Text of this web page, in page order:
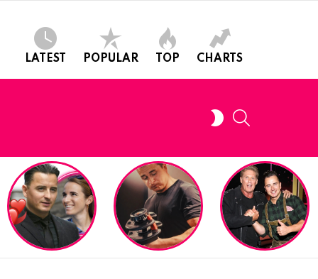
LATEST POPULAR TOP CHARTS
SWITCH
SKIN